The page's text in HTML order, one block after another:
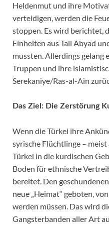
Heldenmut und ihre
verteidigen, werden die
stoppen. Es wird berichtet,
Einheiten aus Tall Abyad
mussten. Allerdings gelang
Truppen und ihre
Serekaniye/Ras-al-Ain
Das Ziel: Die Zerstörung
Wenn die Türkei ihre
syrische Flüchtlinge –
Türkei in die kurdischen
Boden für ethnische
bereitet. Den
neue „Heimat“ geboten,
werden müssen. Das wird
Gangsterbanden aller Art